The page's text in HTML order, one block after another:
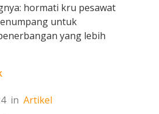
hormati kru pesawat
untuk
yang lebih
in Artikel